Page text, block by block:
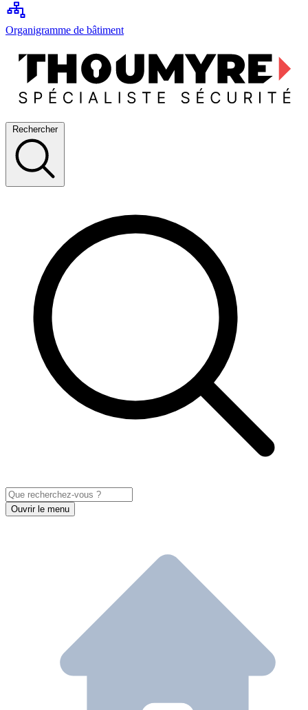
Organigramme de bâtiment
Rechercher
Ouvrir le menu